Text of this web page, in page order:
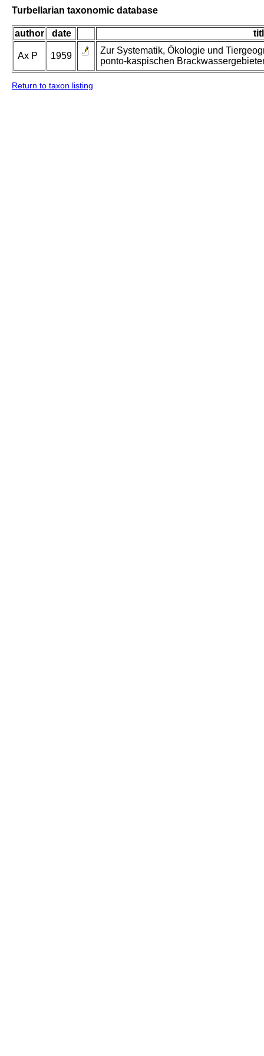
Turbellarian taxonomic database
author date
Ax P 1959
Zur Systematik, Ökologie und
ponto-kaspischen
Return to taxon listing